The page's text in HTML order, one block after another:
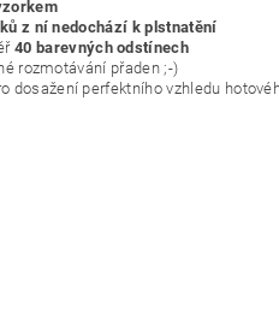
z ní nedochází k plstnatění
40 barevných odstínech
rozmotávání přaden ;-)
dosažení perfektního vzhledu